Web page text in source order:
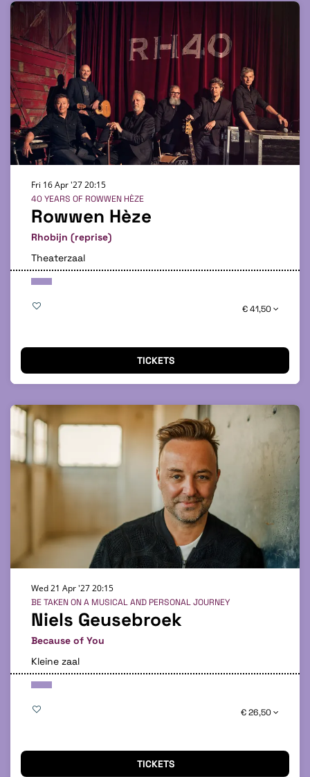
Rowwen Hèze
Rhobijn (reprise)
40 YEARS OF ROWWEN HÈZE
Fri 16 Apr '2720:15
Theaterzaal
€ 41,50
TICKETS
Niels Geusebroek
Because of You
BE TAKEN ON A MUSICAL AND PERSONAL JOURNEY
Wed 21 Apr '2720:15
Kleine zaal
€ 26,50
TICKETS